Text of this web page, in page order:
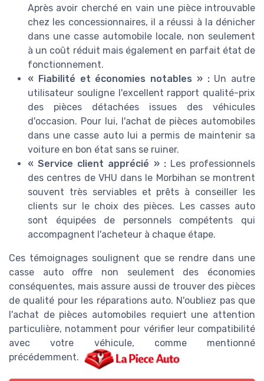
Après avoir cherché en vain une pièce introuvable
chez les concessionnaires, il a réussi à la dénicher
dans une casse automobile locale, non seulement
à un coût réduit mais également en parfait état de
fonctionnement.
« Fiabilité et économies notables » :Un autre
utilisateur souligne l'excellent rapport qualité-prix
des pièces détachées issues des véhicules
d'occasion. Pour lui, l'achat de pièces automobiles
dans une casse auto lui a permis de maintenir sa
voiture en bon état sans se ruiner.
« Service client apprécié » :Les professionnels
des centres de VHU dans le Morbihan se montrent
souvent très serviables et prêts à conseiller les
clients sur le choix des pièces. Les casses auto
sont équipées de personnels compétents qui
accompagnent l'acheteur à chaque étape.
Ces témoignages soulignent que se rendre dans une
casse auto offre non seulement des économies
conséquentes, mais assure aussi de trouver des pièces
de qualité pour les réparations auto. N'oubliez pas que
l'achat de pièces automobiles requiert une attention
particulière, notamment pour vérifier leur compatibilité
avec votre véhicule, comme mentionné
précédemment.